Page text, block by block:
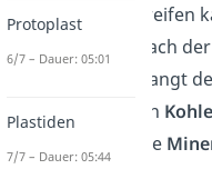
Esspause zurückgreifen
nach
einer Mahlzeit verlangt
Körper wieder nach
sowie
Protoplast
6/7 – Dauer: 05:01
Plastiden
7/7 – Dauer: 05:44